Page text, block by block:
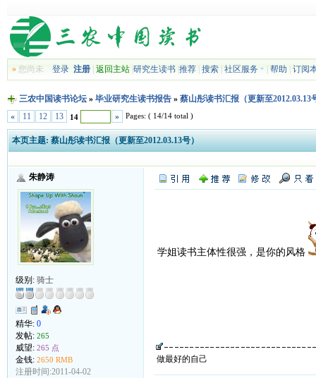
»您尚未 登录 注册| 返回主站| 研究生读书| 推荐| 搜索| 社区服务 帮助 订阅
三农中国读书论坛» 毕业研究生读书报告» 蔡山彤读书汇报（更新至2012.03.13
«
11 12 13 14 » Pages: ( 14/14 total )
本页主题: 蔡山彤读书汇报（更新至2012.03.13号）
朱静涛
级别: 骑士
精华: 0
发帖: 265
威望: 265 点
金钱: 2650 RMB
注册时间:2011-04-02
学姐读书主体性很强，是你的风格
做最好的自己